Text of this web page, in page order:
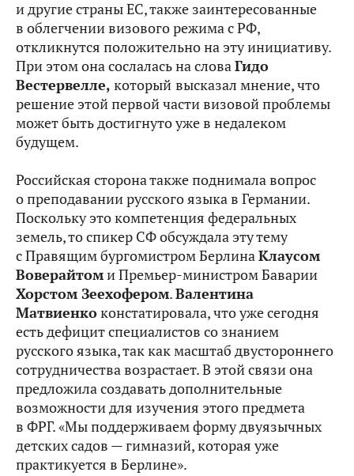
и другие страны ЕС, также заинтересованные
в облегчении визового режима с РФ,
откликнутся положительно на эту инициативу.
При этом она сослалась на словаГидо
Вестервелле, который высказал мнение, что
решение этой первой части визовой проблемы
может быть достигнуто уже в недалеком
будущем.
Российская сторона также поднимала вопрос
о преподавании русского языка в Германии.
Поскольку это компетенция федеральных
земель, то спикер СФ обсуждала эту тему
с Правящим бургомистром БерлинаКлаусом
Воверайтоми Премьер-министром Баварии
Хорстом Зеехофером.Валентина
Матвиенкоконстатировала, что уже сегодня
есть дефицит специалистов со знанием
русского языка, так как масштаб двустороннего
сотрудничества возрастает. В этой связи она
предложила создавать дополнительные
возможности для изучения этого предмета
в ФРГ. «Мы поддерживаем форму двуязычных
детских садов — гимназий, которая уже
практикуется в Берлине».